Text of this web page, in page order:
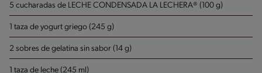
5 cucharadas de LECHE CONDENSADA LA LECHERA® (100 g)
1 taza de yogurt griego (245 g)
2 sobres de gelatina sin sabor (14 g)
1 taza de leche (245 ml)